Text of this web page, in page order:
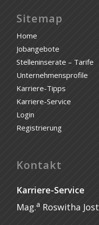
Sitemap
Home
Jobangebote
Stelleninserate – Tarife
Unternehmensprofile
Karriere-Tipps
Karriere-Service
Login
Registrierung
Kontakt
Karriere-Service
Mag.a Roswitha Jost